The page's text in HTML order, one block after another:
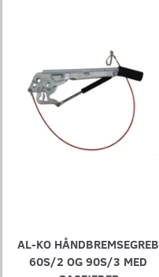
AL-KO HÅNDBREMSEGREB
60S/2 OG 90S/3 MED